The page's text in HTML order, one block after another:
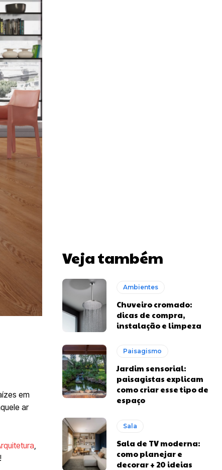
em
ar
,
!
Veja também
Ambientes
Chuveiro cromado:
dicas de compra,
instalação e limpeza
Paisagismo
Jardim sensorial:
paisagistas explicam
como criar esse tipo de
espaço
Sala
Sala de TV moderna:
como planejar e
decorar + 20 ideias